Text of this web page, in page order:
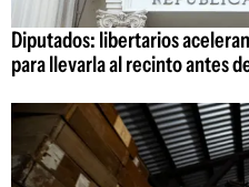
Diputados: libertarios
para llevarla al recinto antes